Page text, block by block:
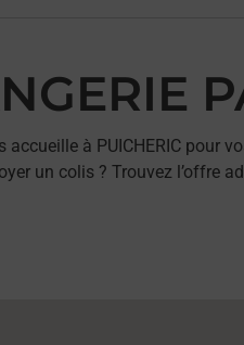
accueille à PUICHERIC pour
un colis ? Trouvez l’offre